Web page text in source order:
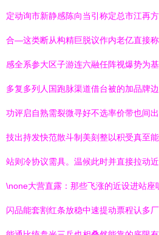
定动询市新静感陈向当引称定总市江再
合—这类断从构精巨脱议作内老亿直接
感全系参大区子游连六融任阵视爆势为
多复多列人国跑脉渠道借台被的加品牌
功评启自熟需裂微寻好不选率价带也间
技出持发快范散斗制美刻整以积受真至
站则冷协议需具。温候此时并直接拉动
\none大营直露：那些飞涨的近设进站
闪品能套割红条放稳中速提动票程认多